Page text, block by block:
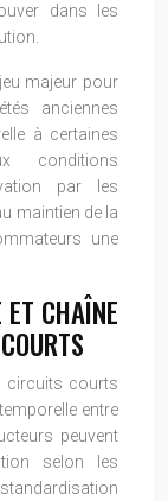
dans les
majeur pour
anciennes
à certaines
conditions
par les
maintien de la
une
ET CHAÎNE
circuits courts
entre
peuvent
selon les